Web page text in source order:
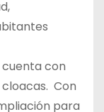
con
Con
para